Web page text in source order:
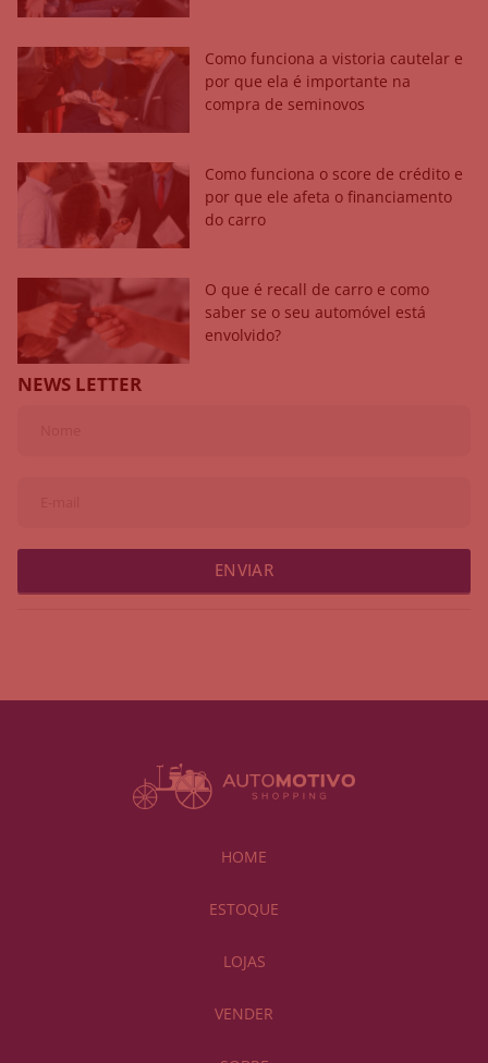
Como funciona a vistoria cautelar e
por que ela é importante na
compra de seminovos
Como funciona o score de crédito e
por que ele afeta o financiamento
do carro
O que é recall de carro e como
saber se o seu automóvel está
envolvido?
NEWS LETTER
ENVIAR
HOME
ESTOQUE
LOJAS
VENDER